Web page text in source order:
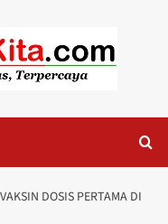
DOSIS PERTAMA DI